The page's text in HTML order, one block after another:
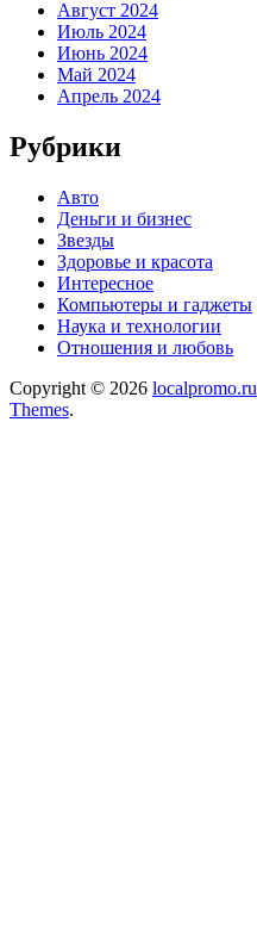
Август 2024
Июль 2024
Июнь 2024
Май 2024
Апрель 2024
Рубрики
Авто
Деньги и бизнес
Звезды
Здоровье и красота
Интересное
Компьютеры и гаджеты
Наука и технологии
Отношения и любовь
Copyright © 2026 localpromo.ru
Themes.